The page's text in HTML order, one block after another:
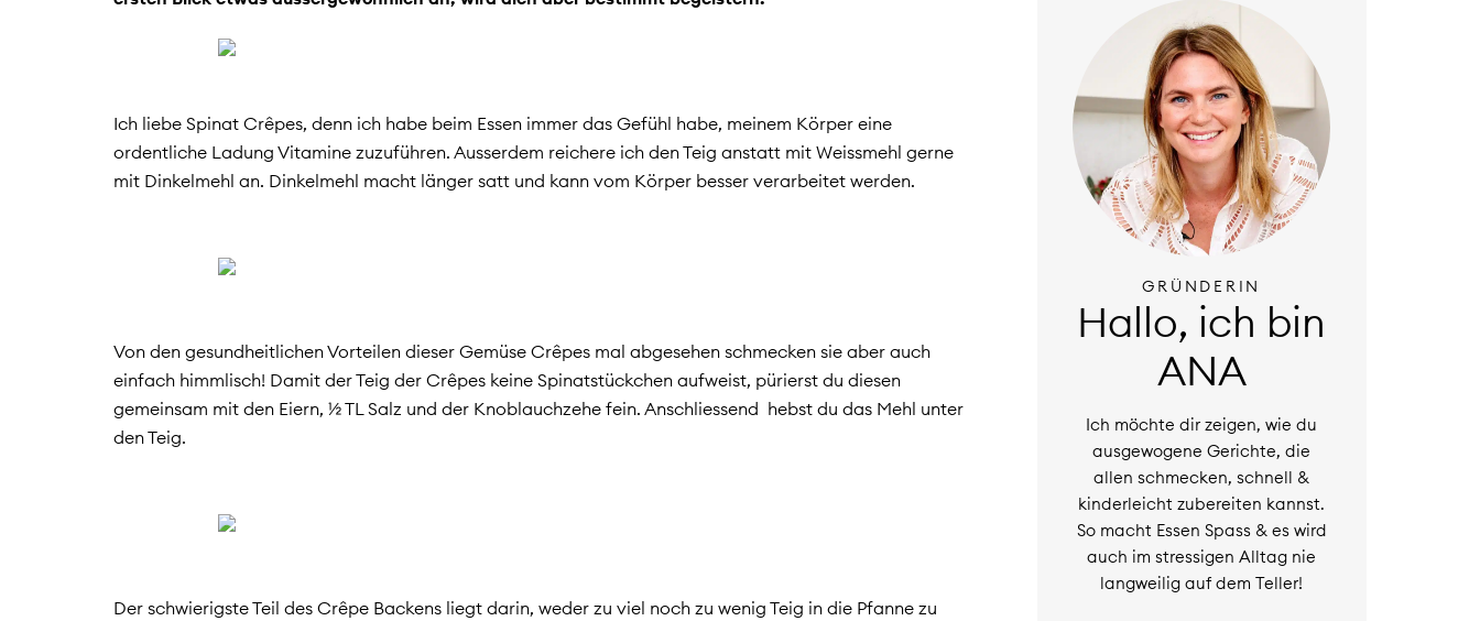
Ich liebe Spinat Crêpes, denn ich habe beim Essen immer das Gefühl habe, meinem Körper eine
ordentliche Ladung Vitamine zuzuführen. Ausserdem reichere ich den Teig anstatt mit Weissmehl gerne
mit Dinkelmehl an. Dinkelmehl macht länger satt und kann vom Körper besser verarbeitet werden.
Von den gesundheitlichen Vorteilen dieser Gemüse Crêpes mal abgesehen schmecken sie aber auch
einfach himmlisch! Damit der Teig der Crêpes keine Spinatstückchen aufweist, pürierst du diesen
gemeinsam mit den Eiern, ½ TL Salz und der Knoblauchzehe fein. Anschliessend hebst du das Mehl unter
den Teig.
Der schwierigste Teil des Crêpe Backens liegt darin, weder zu viel noch zu wenig Teig in die Pfanne zu
GRÜNDERIN
Hallo, ich bin
ANA
Ich möchte dir zeigen, wie du
ausgewogene Gerichte, die
allen schmecken, schnell &
kinderleicht zubereiten kannst.
So macht Essen Spass & es wird
auch im stressigen Alltag nie
langweilig auf dem Teller!